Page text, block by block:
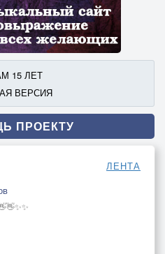
15 ЛЕТ
ВЕРСИЯ
ПРОЕКТУ
ЛЕНТА